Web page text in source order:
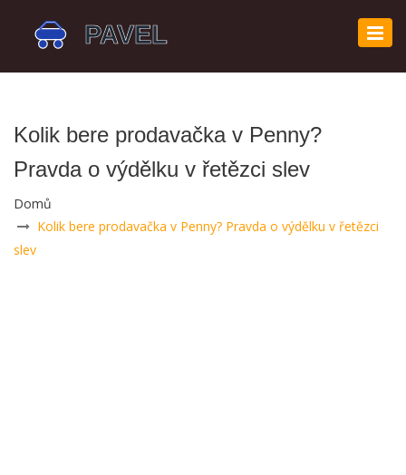
Kolik bere prodavačka v Penny?
Pravda o výdělku v řetězci slev
Domů
Kolik bere prodavačka v Penny? Pravda o výdělku v řetězci
slev